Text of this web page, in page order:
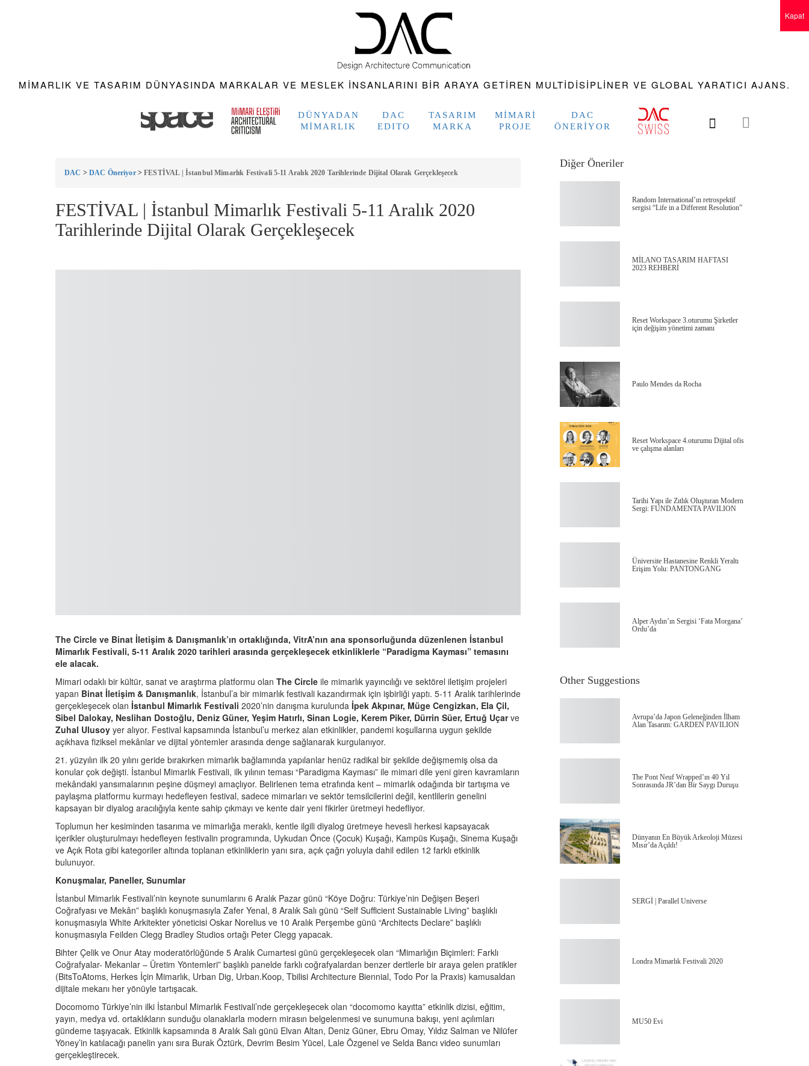
MIMARLIK VE TASARIM DÜNYASINDA MARKALAR VE MESLEK INSANLARINI BIR ARAYA GETIREN MULTIDISIPLINER VE GLOBAL YARATICI AJANS.
DÜNYADAN
MIMARLIK
DAC
EDITO
TASARIM
MARKA
MIMARI
PROJE
DAC
ÖNERIYOR
DAC > DAC Öneriyor>FESTİVAL | İstanbul Mimarlık Festivali 5-11 Aralık 2020 Tarihlerinde Dijital Olarak Gerçekleşecek
FESTİVAL | İstanbul Mimarlık Festivali 5-11 Aralık 2020
Tarihlerinde Dijital Olarak Gerçekleşecek
The Circle ve Binat İletişim & Danışmanlık’ın ortaklığında, VitrA’nın ana sponsorluğunda düzenlenen İstanbul
Mimarlık Festivali, 5-11 Aralık 2020 tarihleri arasında gerçekleşecek etkinliklerle “Paradigma Kayması” temasını
ele alacak.
Mimari odaklı bir kültür, sanat ve araştırma platformu olan The Circle ile mimarlık yayıncılığı ve sektörel iletişim projeleri
yapan Binat İletişim & Danışmanlık, İstanbul’a bir mimarlık festivali kazandırmak için işbirliği yaptı. 5-11 Aralık tarihlerinde
gerçekleşecek olan İstanbul Mimarlık Festivali 2020’nin danışma kurulunda İpek Akpınar, Müge Cengizkan, Ela Çil,
Sibel Dalokay, Neslihan Dostoğlu, Deniz Güner, Yeşim Hatırlı, Sinan Logie, Kerem Piker, Dürrin Süer, Ertuğ Uçarve
Zuhal Ulusoy yer alıyor. Festival kapsamında İstanbul’u merkez alan etkinlikler, pandemi koşullarına uygun şekilde
açıkhava fiziksel mekânlar ve dijital yöntemler arasında denge sağlanarak kurgulanıyor.
21. yüzyılın ilk 20 yılını geride bırakırken mimarlık bağlamında yapılanlar henüz radikal bir şekilde değişmemiş olsa da
konular çok değişti. İstanbul Mimarlık Festivali, ilk yılının teması “Paradigma Kayması” ile mimari dile yeni giren kavramların
mekândaki yansımalarının peşine düşmeyi amaçlıyor. Belirlenen tema etrafında kent – mimarlık odağında bir tartışma ve
paylaşma platformu kurmayı hedefleyen festival, sadece mimarları ve sektör temsilcilerini değil, kentlilerin genelini
kapsayan bir diyalog aracılığıyla kente sahip çıkmayı ve kente dair yeni fikirler üretmeyi hedefliyor.
Toplumun her kesiminden tasarıma ve mimarlığa meraklı, kentle ilgili diyalog üretmeye hevesli herkesi kapsayacak
içerikler oluşturulmayı hedefleyen festivalin programında, Uykudan Önce (Çocuk) Kuşağı, Kampüs Kuşağı, Sinema Kuşağı
ve Açık Rota gibi kategoriler altında toplanan etkinliklerin yanı sıra, açık çağrı yoluyla dahil edilen 12 farklı etkinlik
bulunuyor.
Konuşmalar, Paneller, Sunumlar
İstanbul Mimarlık Festivali’nin keynote sunumlarını 6 Aralık Pazar günü “Köye Doğru: Türkiye’nin Değişen Beşeri
Coğrafyası ve Mekân” başlıklı konuşmasıyla Zafer Yenal, 8 Aralık Salı günü “Self Sufficient Sustainable Living” başlıklı
konuşmasıyla White Arkitekter yöneticisi Oskar Norelius ve 10 Aralık Perşembe günü “Architects Declare” başlıklı
konuşmasıyla Feilden Clegg Bradley Studios ortağı Peter Clegg yapacak.
Bihter Çelik ve Onur Atay moderatörlüğünde 5 Aralık Cumartesi günü gerçekleşecek olan “Mimarlığın Biçimleri: Farklı
Coğrafyalar- Mekanlar – Üretim Yöntemleri” başlıklı panelde farklı coğrafyalardan benzer dertlerle bir araya gelen pratikler
(BitsToAtoms, Herkes İçin Mimarlık, Urban Dig, Urban.Koop, Tbilisi Architecture Biennial, Todo Por la Praxis) kamusaldan
dijitale mekanı her yönüyle tartışacak.
Docomomo Türkiye’nin ilki İstanbul Mimarlık Festivali’nde gerçekleşecek olan “docomomo kayıtta” etkinlik dizisi, eğitim,
yayın, medya vd. ortaklıkların sunduğu olanaklarla modern mirasın belgelenmesi ve sunumuna bakışı, yeni açılımları
gündeme taşıyacak. Etkinlik kapsamında 8 Aralık Salı günü Elvan Altan, Deniz Güner, Ebru Omay, Yıldız Salman ve Nilüfer
Yöney’in katılacağı panelin yanı sıra Burak Öztürk, Devrim Besim Yücel, Lale Özgenel ve Selda Bancı video sunumları
gerçekleştirecek.
Diğer Öneriler
Random International’ın retrospektif
sergisi “Life in a Different Resolution”
MİLANO TASARIM HAFTASI
2023 REHBERİ
Reset Workspace 3.oturumu Şirketler
için değişim yönetimi zamanı
Paulo Mendes da Rocha
Reset Workspace 4.oturumu Dijital ofis
ve çalışma alanları
Tarihi Yapı ile Zıtlık Oluşturan Modern
Sergi: FUNDAMENTA PAVILION
Üniversite Hastanesine Renkli Yeraltı
Erişim Yolu: PANTONGANG
Alper Aydın’ın Sergisi ‘Fata Morgana’
Ordu’da
Other Suggestions
Avrupa’da Japon Geleneğinden İlham
Alan Tasarım: GARDEN PAVILION
The Pont Neuf Wrapped’ın 40 Yıl
Sonrasında JR’dan Bir Saygı Duruşu
Dünyanın En Büyük Arkeoloji Müzesi
Mısır’da Açıldı!
SERGİ | Parallel Universe
Londra Mimarlık Festivali 2020
MU50 Evi
Kapat